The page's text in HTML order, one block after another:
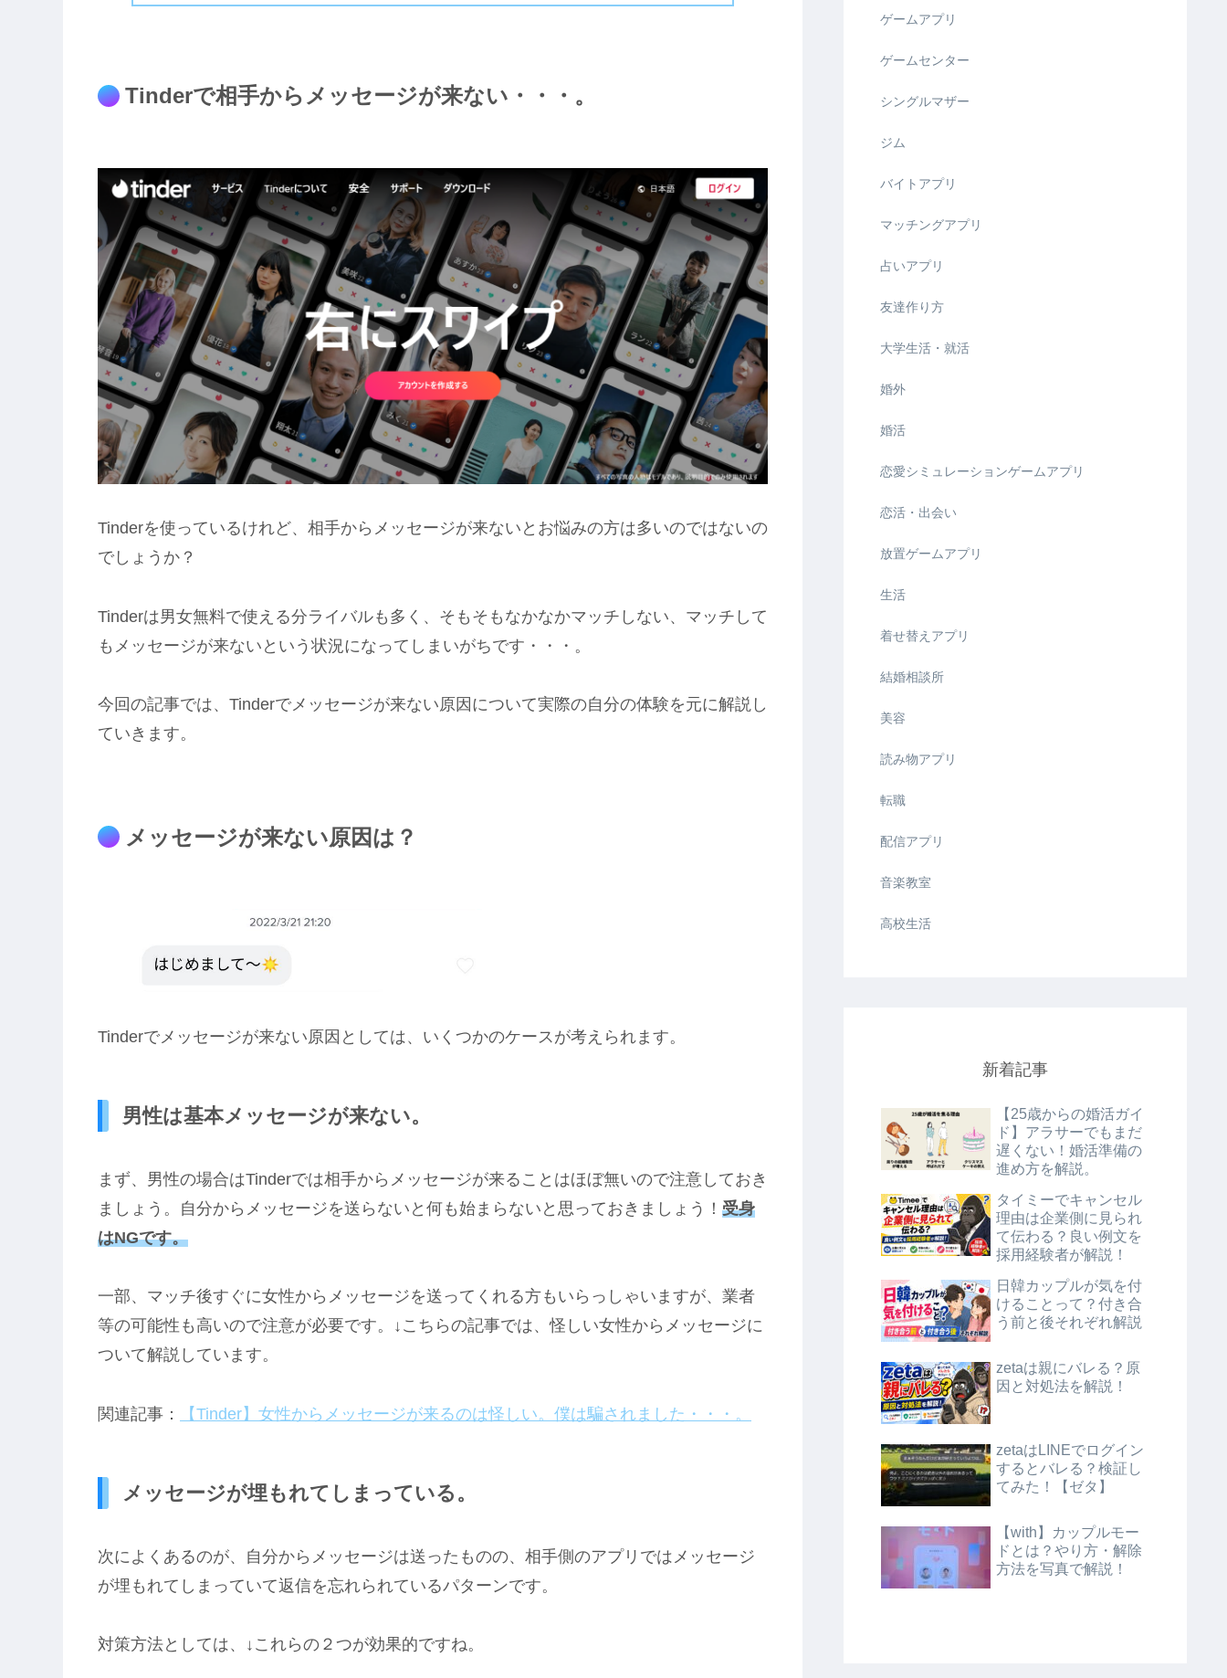
Tinderで相手からメッセージが来ない・・・。
Tinderを使っているけれど、相手からメッセージが来ないとお悩みの方は多いのではないの
でしょうか？
Tinderは男女無料で使える分ライバルも多く、そもそもなかなかマッチしない、マッチして
もメッセージが来ないという状況になってしまいがちです・・・。
今回の記事では、Tinderでメッセージが来ない原因について実際の自分の体験を元に解説し
ていきます。
メッセージが来ない原因は？
Tinderでメッセージが来ない原因としては、いくつかのケースが考えられます。
男性は基本メッセージが来ない。
まず、男性の場合はTinderでは相手からメッセージが来ることはほぼ無いので注意しておき
ましょう。自分からメッセージを送らないと何も始まらないと思っておきましょう！ 受身
はNGです。
一部、マッチ後すぐに女性からメッセージを送ってくれる方もいらっしゃいますが、業者
等の可能性も高いので注意が必要です。↓こちらの記事では、怪しい女性からメッセージに
ついて解説しています。
関連記事： 【Tinder】女性からメッセージが来るのは怪しい。僕は騙されました・・・。
メッセージが埋もれてしまっている。
次によくあるのが、自分からメッセージは送ったものの、相手側のアプリではメッセージ
が埋もれてしまっていて返信を忘れられているパターンです。
対策方法としては、↓これらの２つが効果的ですね。
ゲームアプリ
ゲームセンター
シングルマザー
ジム
バイトアプリ
マッチングアプリ
占いアプリ
友達作り方
大学生活・就活
婚外
婚活
恋愛シミュレーションゲームアプリ
恋活・出会い
放置ゲームアプリ
生活
着せ替えアプリ
結婚相談所
美容
読み物アプリ
転職
配信アプリ
音楽教室
高校生活
新着記事
【25歳からの婚活ガイ
ド】アラサーでもまだ
遅くない！婚活準備の
進め方を解説。
タイミーでキャンセル
理由は企業側に見られ
て伝わる？良い例文を
採用経験者が解説！
日韓カップルが気を付
けることって？付き合
う前と後それぞれ解説
zetaは親にバレる？原
因と対処法を解説！
zetaはLINEでログイン
するとバレる？検証し
てみた！【ゼタ】
【with】カップルモー
ドとは？やり方・解除
方法を写真で解説！